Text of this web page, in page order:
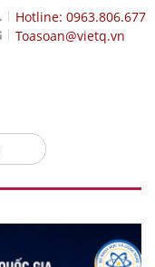
Hotline: 0963.806.677
Toasoan@vietq.vn